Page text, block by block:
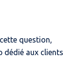
question,
dédié aux clients